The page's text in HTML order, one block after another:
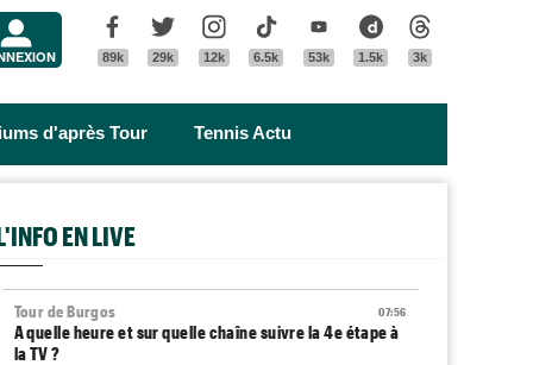
Facebook
89k
Twitter
29k
Instagram
12k
Tik Tok
6.5k
Youtube
53k
Dailymotion
1.5k 3k
d'après Tour Tennis Actu
EN LIVE
07:56
Tour de Burgos
A quelle heure et sur quelle chaîne suivre la 4e étape à
la TV ?